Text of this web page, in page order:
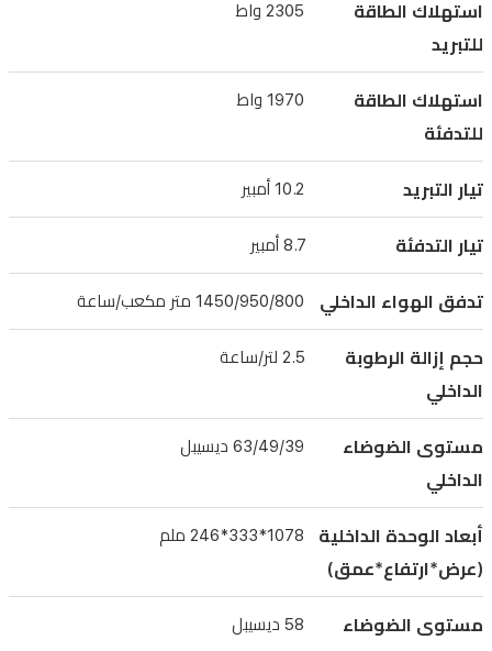
وتدفئتها
حتى
6900
واط،
وتعمل
مع
مستويات
صوت
منخفضة
تصل
إلى
39
ديسيبل
داخليًا.
بفضل
أبعادها
المدمجة
وتصميمها
المتين،
استهلاك الطاقة
للتبريد
2305 واط
استهلاك الطاقة
للتدفئة
1970 واط
تيار التبريد 10.2 أمبير
تيار التدفئة 8.7 أمبير
تدفق الهواء الداخلي 1450/950/800 متر مكعب/ساعة
حجم إزالة الرطوبة
الداخلي
2.5 لتر/ساعة
مستوى الضوضاء
الداخلي
63/49/39 ديسيبل
أبعاد الوحدة الداخلية
(عرض*ارتفاع*عمق)
1078*333*246 ملم
مستوى الضوضاء
58 ديسيبل